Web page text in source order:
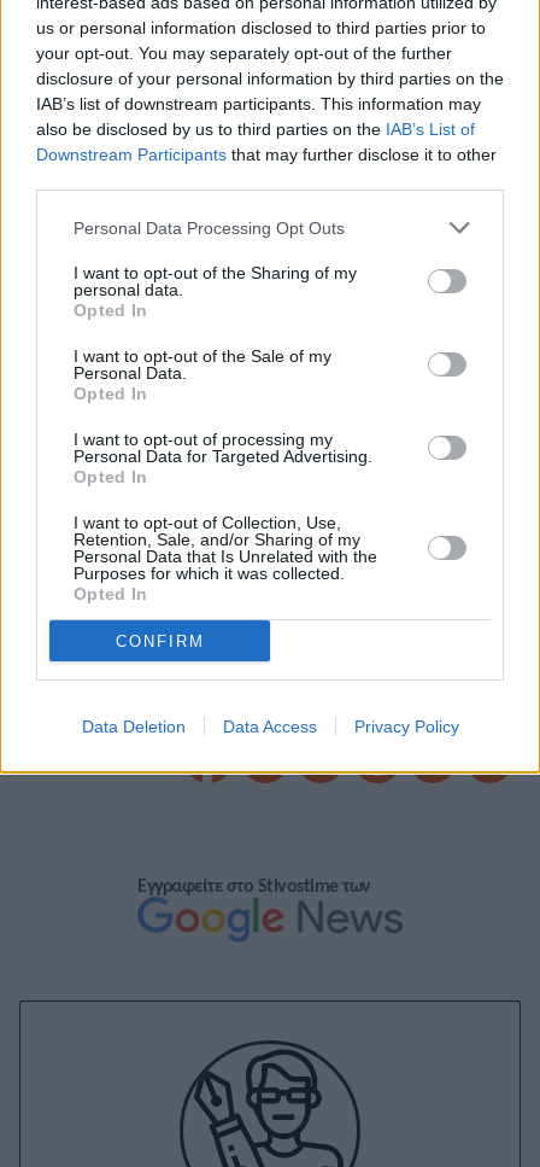
us or personal information disclosed to third parties prior to
your opt-out. You may separately opt-out of the further
disclosure of your personal information by third parties on the
IAB’s list of downstream participants. This information may
also be disclosed by us to third parties on the IAB’s List of
Downstream Participants that may further disclose it to other
Personal Data Processing Opt Outs
I want to opt-out of the Sharing of my
personal data.
Opted In
I want to opt-out of the Sale of my
Personal Data.
Opted In
I want to opt-out of processing my
Personal Data for Targeted Advertising.
Opted In
I want to opt-out of Collection, Use,
Retention, Sale, and/or Sharing of my
Personal Data that Is Unrelated with the
Purposes for which it was collected.
Opted In
CONFIRM
Data Deletion Data Access Privacy Policy
ήταν να ταξιδέψουν στις ΗΠΑ, λόγω της απεργίας της
SAS. Ανάμεσά στους αθλητές που ακυρώθηκε η πτήση
τους τη Δευτέρα ήταν οιΝτάνιελ Σταλ, Σιμόν Πέτερσον
καιΦάνι Ρους. Άλλα μέλη δεν έχουν ταξιδέψει ακόμη με
την SAS. Το κόστος της ομοσπονδίας μπορεί να είναι
Ντάνιελ Σταλθα είναι χωρίς τον προπονητή του στο
Παγκόσμιο Πρωτάθλημα. Ο
μπορεί να ταξιδέψει λόγω σύνδρομο κόπωσης. Ο
Σουηδός τεχνικός έχει ακόμη τον «χάλκινο» ολυμπιονίκη
της δισκοβολίας
Φάνι Ρους.Η ομάδα της σκανδιναβικής χώρας
προετοιμάζεται στο Μπέρκλεϊ στην Καλιφόρνια. Την
Εγγραφείτε στο Stivostime των